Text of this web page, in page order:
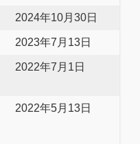
2024年10月30日
2023年7月13日
2022年7月1日
2022年5月13日